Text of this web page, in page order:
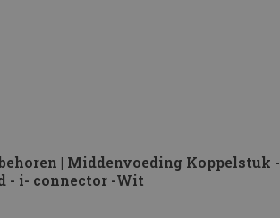
| Middenvoeding Koppelstuk -
- i- connector -Wit